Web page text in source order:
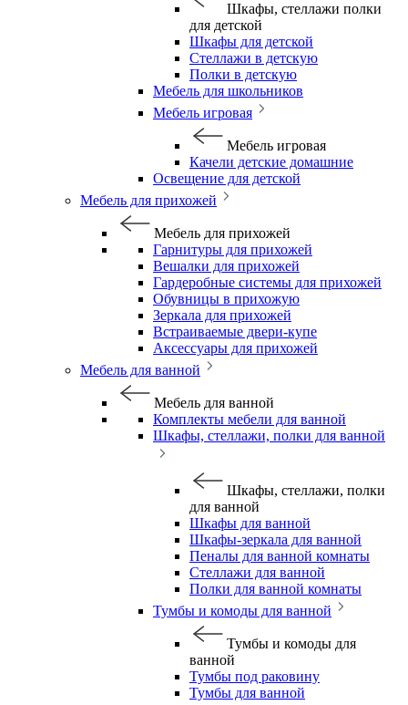
Шкафы, стеллажи полки
для детской
Шкафы для детской
Стеллажи в детскую
Полки в детскую
Мебель для школьников
Мебель игровая
Мебель игровая
Качели детские домашние
Освещение для детской
Мебель для прихожей
Мебель для прихожей
Гарнитуры для прихожей
Вешалки для прихожей
Гардеробные системы для прихожей
Обувницы в прихожую
Зеркала для прихожей
Встраиваемые двери-купе
Аксессуары для прихожей
Мебель для ванной
Мебель для ванной
Комплекты мебели для ванной
Шкафы, стеллажи, полки для ванной
Шкафы, стеллажи, полки
для ванной
Шкафы для ванной
Шкафы-зеркала для ванной
Пеналы для ванной комнаты
Стеллажи для ванной
Полки для ванной комнаты
Тумбы и комоды для ванной
Тумбы и комоды для
ванной
Тумбы под раковину
Тумбы для ванной